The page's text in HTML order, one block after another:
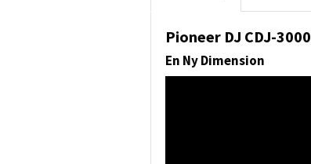
Pioneer DJ CDJ-3000
En Ny Dimension